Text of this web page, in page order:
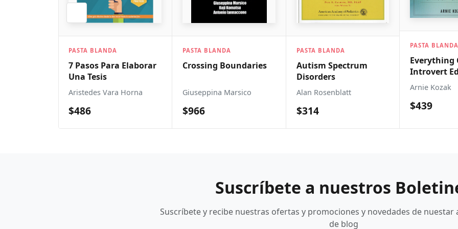
PASTA BLANDA
Crossing Boundaries
Giuseppina Marsico
$966
PASTA BLANDA
Autism Spectrum
Alan Rosenblatt
$314
Everything Guide To
Introvert Edge
Arnie Kozak
$439
And
Robert
$2,226
Suscríbete a nuestros
Suscríbete y recibe nuestras ofertas y promociones y novedades de nuestar
de blog